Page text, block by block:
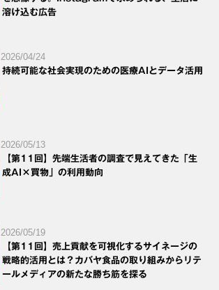
溶け込む広告
2026/04/24
持続可能な社会実現のための医療AIとデータ活用
2026/05/13
【第11回】先端生活者の調査で見えてきた「生
成AI×買物」の利用動向
2026/05/19
【第11回】売上貢献を可視化するサイネージの
戦略的活用とは？カバヤ食品の取り組みからリテ
ールメディアの新たな勝ち筋を探る